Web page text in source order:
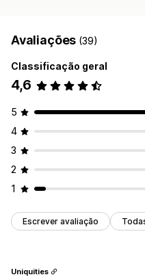
Avaliações (39)
Classificação geral
4,6
5
4
3
2
1
Escrever avaliação
Uniquities